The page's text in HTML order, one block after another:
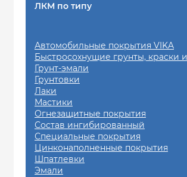
ЛКМ по типу
Автомобильные покрытия VIKA
Быстросохнущие грунты, краски
Грунт-эмали
Грунтовки
Лаки
Мастики
Огнезащитные покрытия
Состав ингибированный
Специальные покрытия
Цинконаполненные покрытия
Шпатлевки
Эмали